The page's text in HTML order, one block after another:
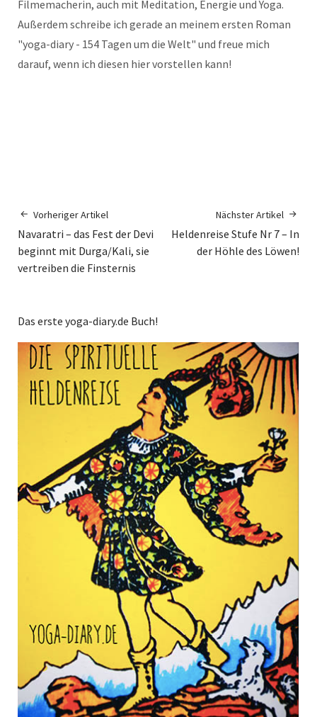
Filmemacherin, auch mit Meditation, Energie und Yoga.
Außerdem schreibe ich gerade an meinem ersten Roman
"yoga-diary - 154 Tagen um die Welt" und freue mich
darauf, wenn ich diesen hier vorstellen kann!
Vorheriger Artikel
Navaratri – das Fest der Devi
beginnt mit Durga/Kali, sie
vertreiben die Finsternis
Nächster Artikel
Heldenreise Stufe Nr 7 – In
der Höhle des Löwen!
Das erste yoga-diary.de Buch!